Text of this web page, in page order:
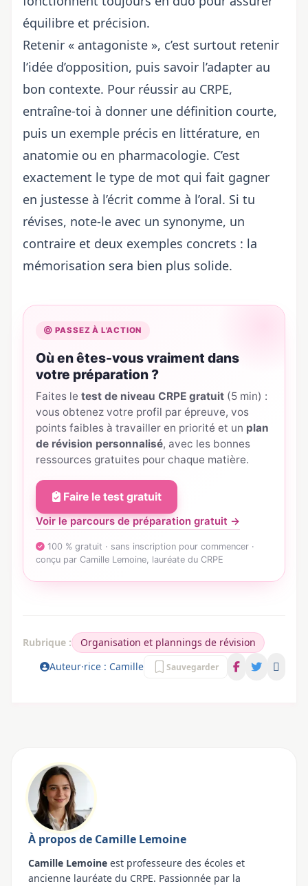
équilibre et précision.
Retenir « antagoniste », c’est surtout retenir
l’idée d’opposition, puis savoir l’adapter au
bon contexte. Pour réussir au CRPE,
entraîne-toi à donner une définition courte,
puis un exemple précis en littérature, en
anatomie ou en pharmacologie. C’est
exactement le type de mot qui fait gagner
en justesse à l’écrit comme à l’oral. Si tu
révises, note-le avec un synonyme, un
contraire et deux exemples concrets : la
mémorisation sera bien plus solide.
PASSEZ À L'ACTION
Où en êtes-vous vraiment dans
votre préparation ?
Faites letest de niveau CRPE gratuit (5 min) :
vous obtenez votre profil par épreuve, vos
points faibles à travailler en priorité et un plan
de révision personnalisé, avec les bonnes
ressources gratuites pour chaque matière.
Faire le test gratuit
Voir le parcours de préparation gratuit →
100 % gratuit · sans inscription pour commencer ·
conçu par Camille Lemoine, lauréate du CRPE
Rubrique :
Organisation et plannings de révision
Auteur·rice : Camille
Sauvegarder
À propos de Camille Lemoine
Camille Lemoine est professeure des écoles et
ancienne lauréate du CRPE. Passionnée par la